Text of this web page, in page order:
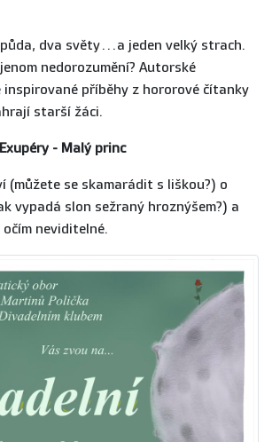
půda, dva světy…a jeden velký strach.
nedorozumění? Autorské
příběhy z hororové čítanky
starší žáci.
- Malý princ
(můžete se skamarádit s liškou?) o
vypadá slon sežraný hroznýšem?) a
neviditelné.